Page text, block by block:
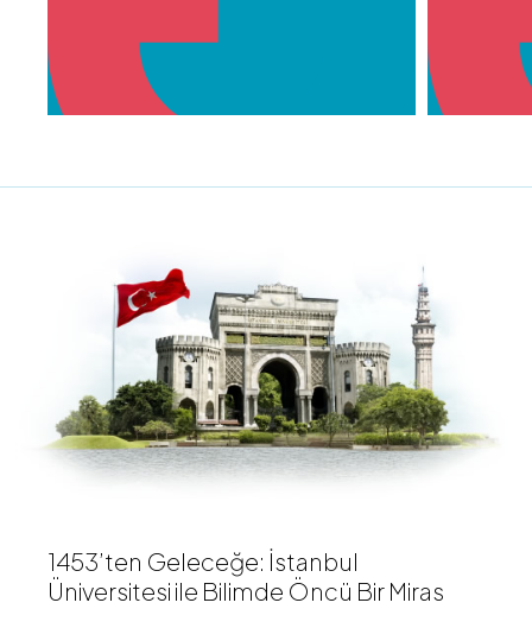
1453’ten Geleceğe: İstanbul
Üniversitesi ile Bilimde Öncü Bir Miras